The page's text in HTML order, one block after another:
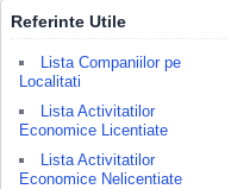
Referinte Utile
Lista Companiilor pe
Localitati
Lista Activitatilor
Economice Licentiate
Lista Activitatilor
Economice Nelicentiate